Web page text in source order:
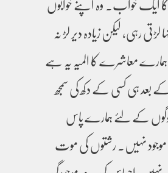
رہی، لیکن زیادہ دیر لڑ نہ
ہمارے معاشرے کا المیہ یہ ہے
بعد ہی کسی کے دکھ کی سمجھ
کے لئے ہمارے پاس
نہیں۔ رشتوں کی موت